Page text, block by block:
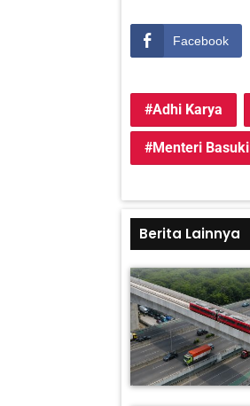
Facebook
Adhi Karya
Menteri Basuki
Berita Lainnya